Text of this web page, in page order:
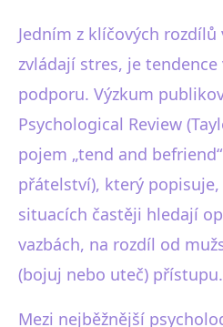
Jedním z klíčových
zvládají stres, je
podporu. Výzkum
Psychological Review
pojem „tend and
přátelství), který popisuje,
situacích častěji hledají
vazbách, na rozdíl od
(bojuj nebo uteč) přístupu.
Mezi nejběžnější